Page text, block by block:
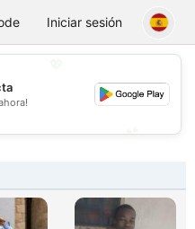
DatingIniciar sesión